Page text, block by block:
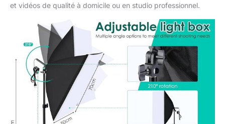
et vidéos de qualité à domicile ou en studio professionnel.